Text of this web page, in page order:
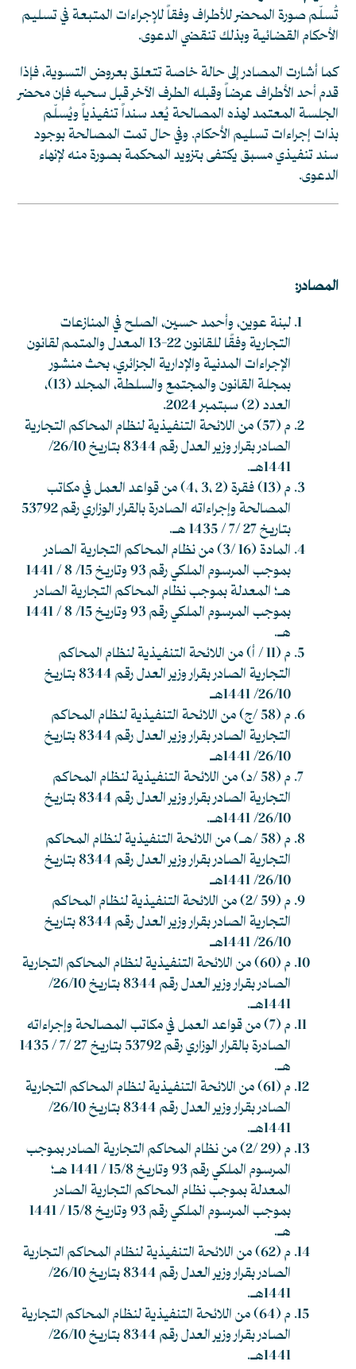
تُسلّم صورة المحضر للأطراف وفقاً للإجراءات المتبعة في تسليم
الأحكام القضائية وبذلك تنقضي الدعوى.
كما أشارت المصادر إلى حالة خاصة تتعلق بعروض التسوية، فإذا
قدم أحد الأطراف عرضاً وقبله الطرف الآخر قبل سحبه فإن محضر
الجلسة المعتمد لهذه المصالحة يُعد سنداً تنفيذياً ويُسلّم
بذات إجراءات تسليم الأحكام. وفي حال تمت المصالحة بوجود
سند تنفيذي مسبق يكتفى بتزويد المحكمة بصورة منه لإنهاء
الدعوى.
المصادر:
لبنة عوين، وأحمد حسين، الصلح في المنازعات
التجارية وفقًا للقانون 22-13 المعدل والمتمم لقانون
الإجراءات المدنية والإدارية الجزائري، بحث منشور
بمجلة القانون والمجتمع والسلطة، المجلد (13)،
العدد (2) سبتمبر 2024.
م (57) من اللائحة التنفيذية لنظام المحاكم التجارية
الصادر بقرار وزير العدل رقم 8344 بتاريخ 26/10/
1441هـ.
م (13) فقرة (2 ،3 ،4) من قواعد العمل في مكاتب
المصالحة وإجراءاته الصادرة بالقرار الوزاري رقم 53792
بتاريخ 27 /7 / 1435 هـ.
المادة (16 /3) من نظام المحاكم التجارية الصادر
بموجب المرسوم الملكي رقم 93 وتاريخ 15/ 8 / 1441
هـ؛ المعدلة بموجب نظام المحاكم التجارية الصادر
بموجب المرسوم الملكي رقم 93 وتاريخ 15/ 8 / 1441
هـ.
م (11 / أ) من اللائحة التنفيذية لنظام المحاكم
التجارية الصادر بقرار وزير العدل رقم 8344 بتاريخ
26/10/ 1441هـ
م (58 /ج) من اللائحة التنفيذية لنظام المحاكم
التجارية الصادر بقرار وزير العدل رقم 8344 بتاريخ
26/10/ 1441هـ
م (58 /د) من اللائحة التنفيذية لنظام المحاكم
التجارية الصادر بقرار وزير العدل رقم 8344 بتاريخ
26/10/ 1441هـ.
م (58 /هـ) من اللائحة التنفيذية لنظام المحاكم
التجارية الصادر بقرار وزير العدل رقم 8344 بتاريخ
26/10/ 1441هـ
م (59 /2) من اللائحة التنفيذية لنظام المحاكم
التجارية الصادر بقرار وزير العدل رقم 8344 بتاريخ
26/10/ 1441هـ
م (60) من اللائحة التنفيذية لنظام المحاكم التجارية
الصادر بقرار وزير العدل رقم 8344 بتاريخ 26/10/
1441هـ.
م (7) من قواعد العمل في مكاتب المصالحة وإجراءاته
الصادرة بالقرار الوزاري رقم 53792 بتاريخ 27 /7 / 1435
هـ.
م (61) من اللائحة التنفيذية لنظام المحاكم التجارية
الصادر بقرار وزير العدل رقم 8344 بتاريخ 26/10/
1441هـ.
م (29 /2) من نظام المحاكم التجارية الصادر بموجب
المرسوم الملكي رقم 93 وتاريخ 15/8 / 1441 هـ؛
المعدلة بموجب نظام المحاكم التجارية الصادر
بموجب المرسوم الملكي رقم 93 وتاريخ 15/8 / 1441
هـ.
م (62) من اللائحة التنفيذية لنظام المحاكم التجارية
الصادر بقرار وزير العدل رقم 8344 بتاريخ 26/10/
1441هـ.
م (64) من اللائحة التنفيذية لنظام المحاكم التجارية
الصادر بقرار وزير العدل رقم 8344 بتاريخ 26/10/
1441هـ.